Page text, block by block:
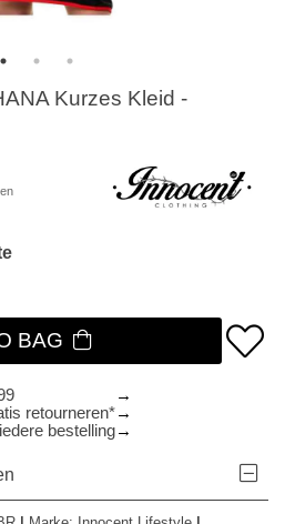
Kurzes Kleid -
BAG
retourneren*
bestelling